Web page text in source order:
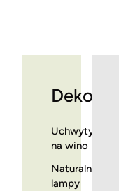
Uchwyty
na wino
Naturalne
lampy